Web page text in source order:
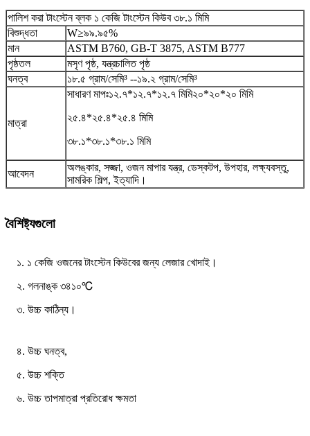
পালিশ করা টাংস্টেন ব্লক ১ কেজি টাংস্টেন কিউব ৩৮.১ মিমি
বিশুদ্ধতা
W≥৯৯.৯৫%
মান
ASTM B760, GB-T 3875, ASTM B777
পৃষ্ঠতল
মসৃণ পৃষ্ঠ, যন্ত্রচালিত পৃষ্ঠ
ঘনত্ব
১৮.৫ গ্রাম/সেমি³ --১৯.২ গ্রাম/সেমি³
মাত্রা
সাধারণ মাপঃ১২.৭*১২.৭*১২.৭ মিমি২০*২০*২০ মিমি
২৫.৪*২৫.৪*২৫.৪ মিমি
৩৮.১*৩৮.১*৩৮.১ মিমি
আবেদন
অলঙ্কার, সজ্জা, ওজন মাপার যন্ত্র, ডেস্কটপ, উপহার, লক্ষ্যবস্তু,
সামরিক শিল্প, ইত্যাদি।
বৈশিষ্ট্যগুলো
১. ১ কেজি ওজনের টাংস্টেন কিউবের জন্য লেজার খোদাই।
২. গলনাঙ্ক ৩৪১০℃
৩. উচ্চ কাঠিন্য।
৪. উচ্চ ঘনত্ব,
৫. উচ্চ শক্তি
৬. উচ্চ তাপমাত্রা প্রতিরোধ ক্ষমতা